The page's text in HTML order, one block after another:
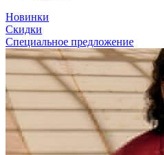
Новинки
Скидки
Специальное предложение